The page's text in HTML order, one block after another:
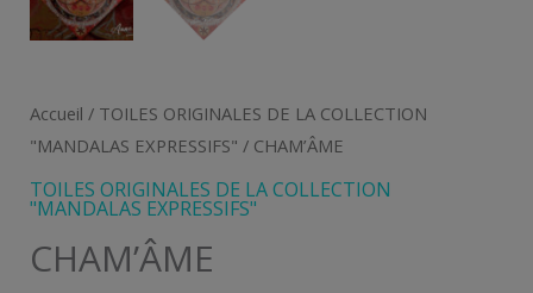
Accueil / TOILES ORIGINALES DE LA COLLECTION
"MANDALAS EXPRESSIFS" / CHAM’ÂME
TOILES ORIGINALES DE LA COLLECTION
"MANDALAS EXPRESSIFS"
CHAM’ÂME